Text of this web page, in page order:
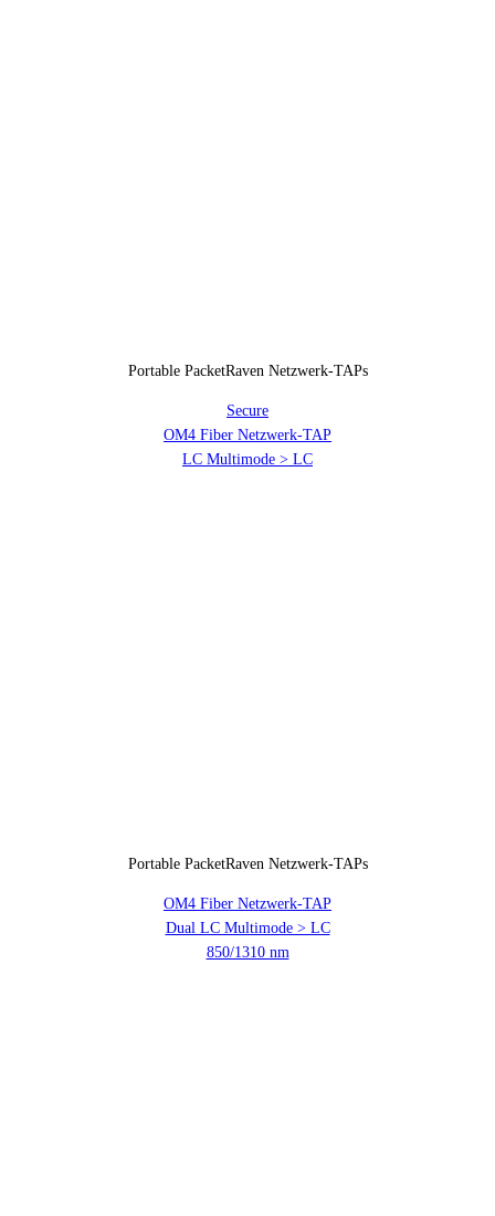
Portable PacketRaven Netzwerk-TAPs
Secure
OM4 Fiber Netzwerk-TAP
LC Multimode > LC
Portable PacketRaven Netzwerk-TAPs
OM4 Fiber Netzwerk-TAP
Dual LC Multimode > LC
850/1310 nm